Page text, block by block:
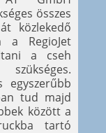
összes
közlekedő
a RegioJet
a cseh
egyszerűbb
tud majd
között a
tartó